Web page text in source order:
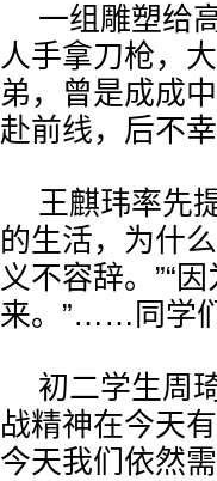
一组雕塑给
人手拿刀枪，
弟，曾是成成
赴前线，后不幸
王麒玮率先
的生活，为什
义不容辞。”“
来。”……同学
初二学生周
战精神在今天
今天我们依然